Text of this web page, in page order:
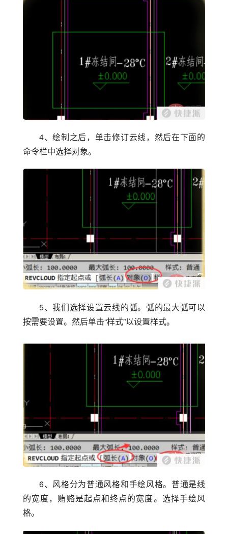
4、绘制之后，单击修订云线，然后在下面的
命令栏中选择对象。
5、我们选择设置云线的弧。弧的最大弧可以
按需要设置。然后单击“样式”以设置样式。
6、风格分为普通风格和手绘风格。普通是线
的宽度，贿赂是起点和终点的宽度。选择手绘风
格。